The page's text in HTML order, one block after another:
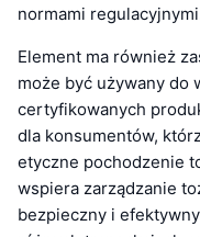
normami
Element ma również
może być używany do
certyfikowanych
dla konsumentów,
etyczne pochodzenie
wspiera zarządzanie
bezpieczny i